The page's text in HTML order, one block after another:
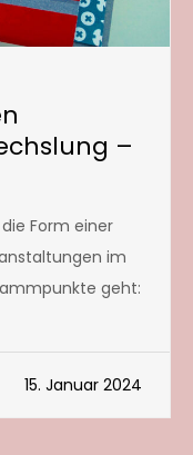
–
Form einer
im
geht:
15. Januar 2024